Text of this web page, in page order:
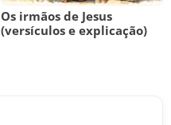
Os irmãos de Jesus
(versículos e explicação)